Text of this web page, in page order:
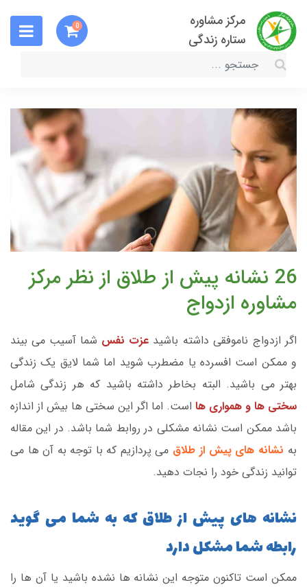
مرکز مشاوره
ستاره زندگی
0
26 نشانه پیش از طلاق از نظر مرکز
مشاوره ازدواج
اگر ازدواج ناموفقی داشته باشید عزت نفس شما آسیب می بیند
و ممکن است افسرده یا مضطرب شوید اما شما لایق یک زندگی
بهتر می باشید. البته بخاطر داشته باشید که هر زندگی شامل
سختی ها و همواری ها است. اما اگر این سختی ها بیش از اندازه
باشد ممکن است نشانه مشکلی در روابط شما باشد. در این مقاله
به نشانه های پیش از طلاق می پردازیم که با توجه به آن ها می
توانید زندگی خود را نجات دهید.
نشانه های پیش از طلاق که به شما می گوید
رابطه شما مشکل دارد
ممکن است تاکنون متوجه این نشانه ها نشده باشید یا آن ها را